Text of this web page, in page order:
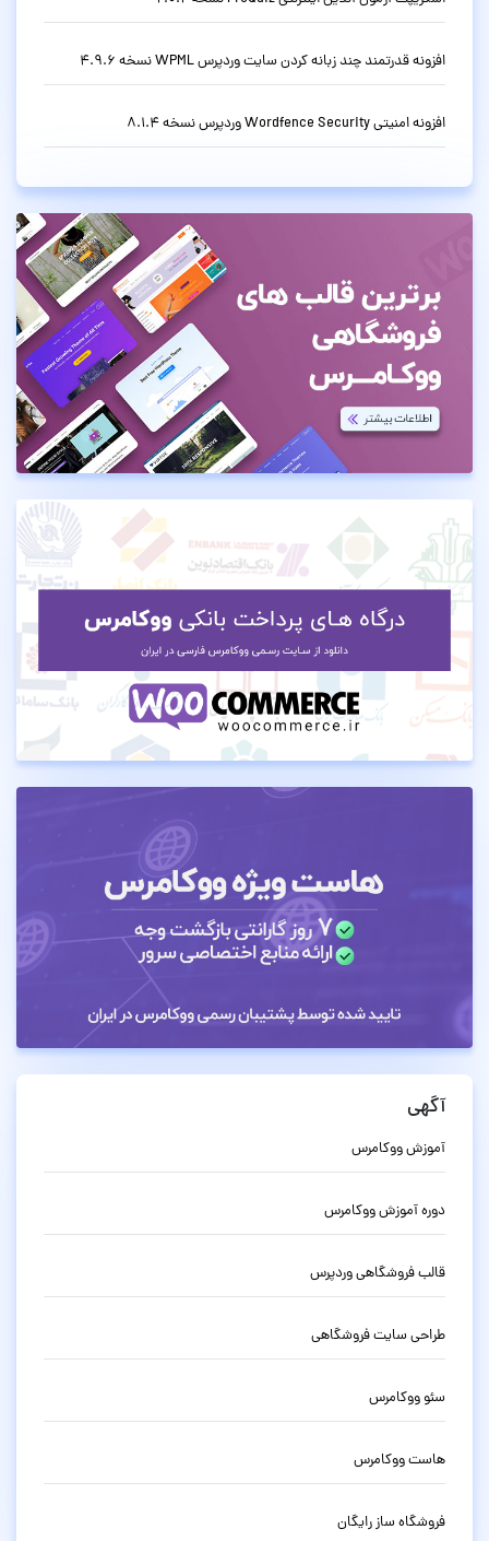
افزونه قدرتمند چند زبانه کردن سایت وردپرس WPML نسخه 4.9.6
افزونه امنیتی Wordfence Security وردپرس نسخه 8.1.4
آگهی
آموزش ووکامرس
دوره آموزش ووکامرس
قالب فروشگاهی وردپرس
طراحی سایت فروشگاهی
سئو ووکامرس
هاست ووکامرس
فروشگاه ساز رایگان